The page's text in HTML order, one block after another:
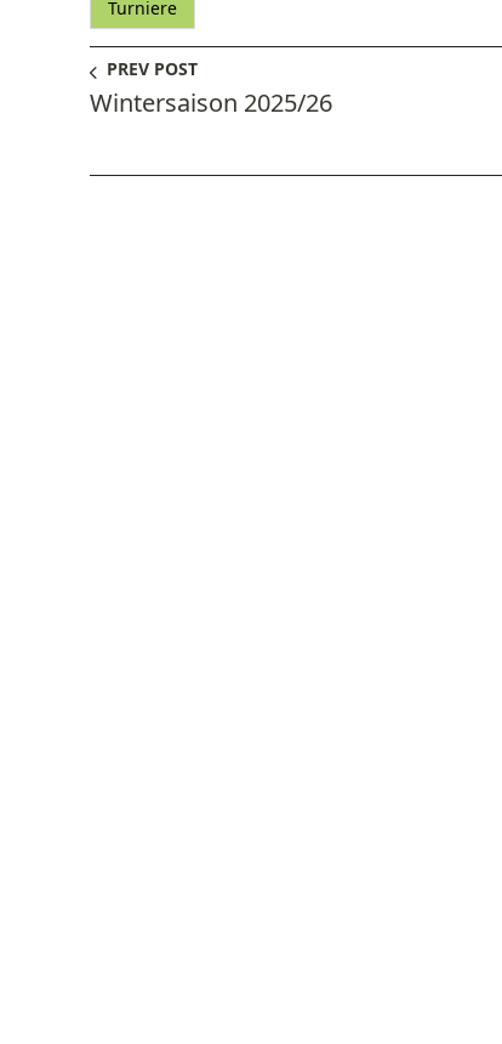
Turniere
PREV POST
Wintersaison 2025/26